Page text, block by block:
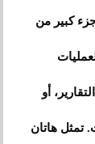
كبير من
أو
تمثل هاتان